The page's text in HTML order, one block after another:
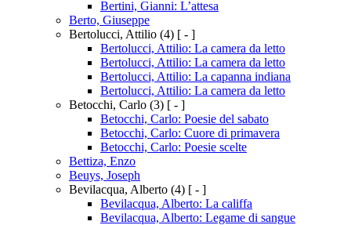
Bertini, Gianni: L’attesa
Berto, Giuseppe
Bertolucci, Attilio (4) [ - ]
Bertolucci, Attilio: La camera da letto
Bertolucci, Attilio: La camera da letto
Bertolucci, Attilio: La capanna indiana
Bertolucci, Attilio: La camera da letto
Betocchi, Carlo (3) [ - ]
Betocchi, Carlo: Poesie del sabato
Betocchi, Carlo: Cuore di primavera
Betocchi, Carlo: Poesie scelte
Bettiza, Enzo
Beuys, Joseph
Bevilacqua, Alberto (4) [ - ]
Bevilacqua, Alberto: La califfa
Bevilacqua, Alberto: Legame di sangue